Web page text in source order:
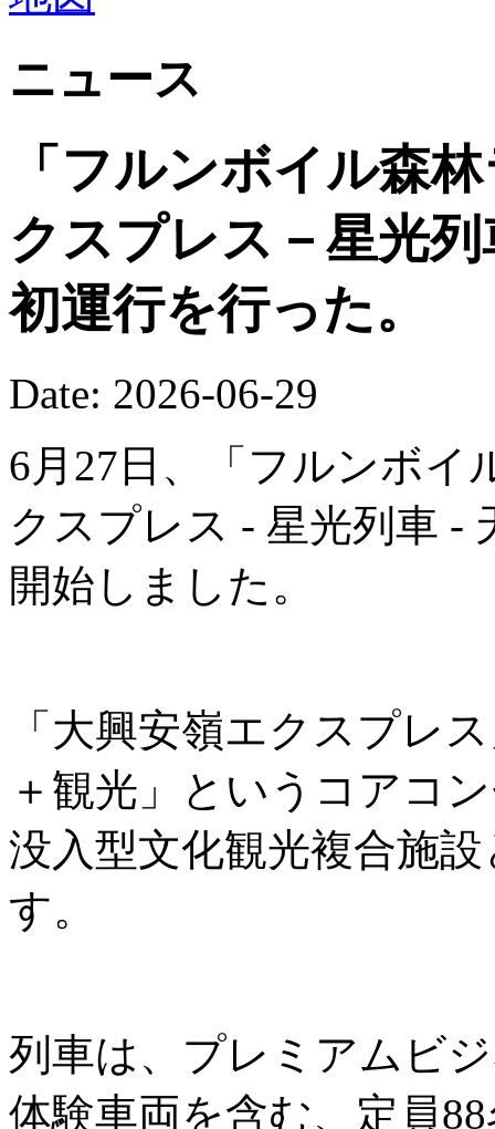
ニュース
「フルンボイル森
クスプレス－星光
初運行を行った。
Date: 2026-06-29
6月27日、「フルンボイ
クスプレス - 星光列車 -
開始しました。
「大興安嶺エクスプレ
＋観光」というコアコ
没入型文化観光複合施
す。
列車は、プレミアムビ
体験車両を含む、定員